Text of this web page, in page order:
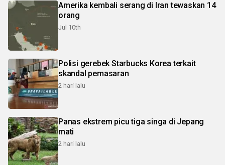
Amerika kembali serang di Iran tewaskan 14
orang
Jul 10th
Polisi gerebek Starbucks Korea terkait
skandal pemasaran
2 hari lalu
Panas ekstrem picu tiga singa di Jepang
mati
2 hari lalu